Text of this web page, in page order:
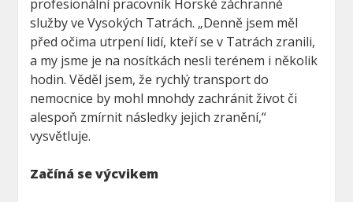
profesionální pracovník Horské záchranné
služby ve Vysokých Tatrách. „Denně jsem měl
před očima utrpení lidí, kteří se v Tatrách zranili,
a my jsme je na nosítkách nesli terénem i několik
hodin. Věděl jsem, že rychlý transport do
nemocnice by mohl mnohdy zachránit život či
alespoň zmírnit následky jejich zranění,“
vysvětluje.
Začíná se výcvikem